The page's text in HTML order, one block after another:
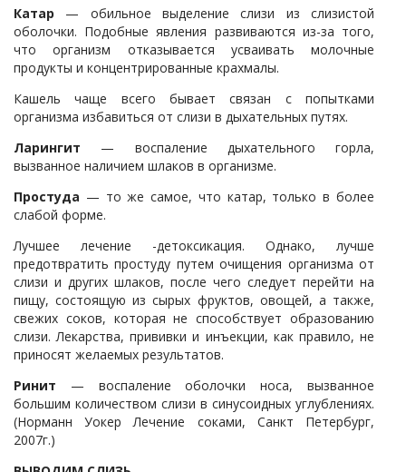
Катар — обильное выделение слизи из слизистой
оболочки. Подобные явления развиваются из-за того,
что организм отказывается усваивать молочные
продукты и концентрированные крахмалы.
Кашель чаще всего бывает связан с попытками
организма избавиться от слизи в дыхательных путях.
Ларингит
— воспаление дыхательного горла,
вызванное наличием шлаков в организме.
Простуда — то же самое, что катар, только в более
слабой форме.
Лучшее лечение -детоксикация. Однако, лучше
предотвратить простуду путем очищения организма от
слизи и других шлаков, после чего следует перейти на
пищу, состоящую из сырых фруктов, овощей, а также,
свежих соков, которая не способствует образованию
слизи. Лекарства, прививки и инъекции, как правило, не
приносят желаемых результатов.
Ринит — воспаление оболочки носа, вызванное
большим количеством слизи в синусоидных углублениях.
(Норманн Уокер Лечение соками, Санкт Петербург,
2007г.)